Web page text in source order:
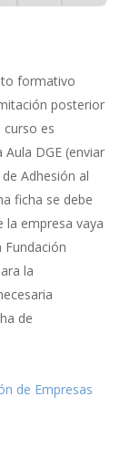
formativo
posterior
curso es
DGE (enviar
Adhesión al
ficha se debe
la empresa vaya
la
de
de Empresas